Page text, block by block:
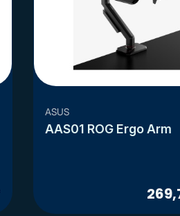
ASUS
AAS01 ROG Ergo Arm